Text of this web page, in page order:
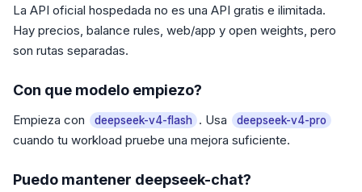
La API oficial hospedada no es una API gratis e ilimitada.
Hay precios, balance rules, web/app y open weights, pero
son rutas separadas.
Con que modelo empiezo?
Empieza con deepseek-v4-flash . Usa deepseek-v4-pro
cuando tu workload pruebe una mejora suficiente.
Puedo mantener deepseek-chat?